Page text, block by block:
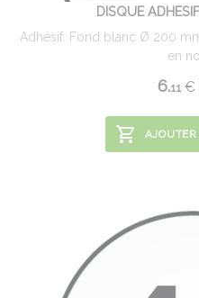
DISQUE
Adhésif. Fond blanc Ø 200
en
6.11 €